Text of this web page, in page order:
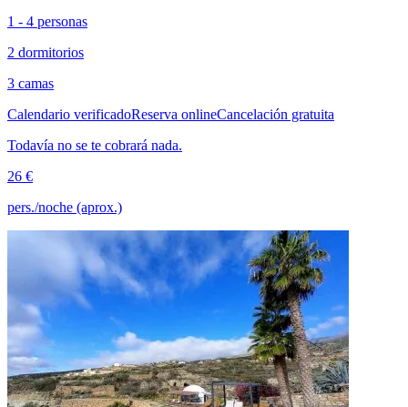
1 - 4 personas
2 dormitorios
3 camas
Calendario verificadoReserva onlineCancelación gratuita
Todavía no se te cobrará nada.
26 €
pers./noche (aprox.)